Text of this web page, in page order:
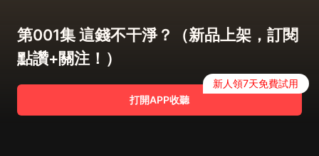
第001集 這錢不干淨？（新品上架，訂閱
點讚+關注！）
打開APP收聽
新人領7天免費試用